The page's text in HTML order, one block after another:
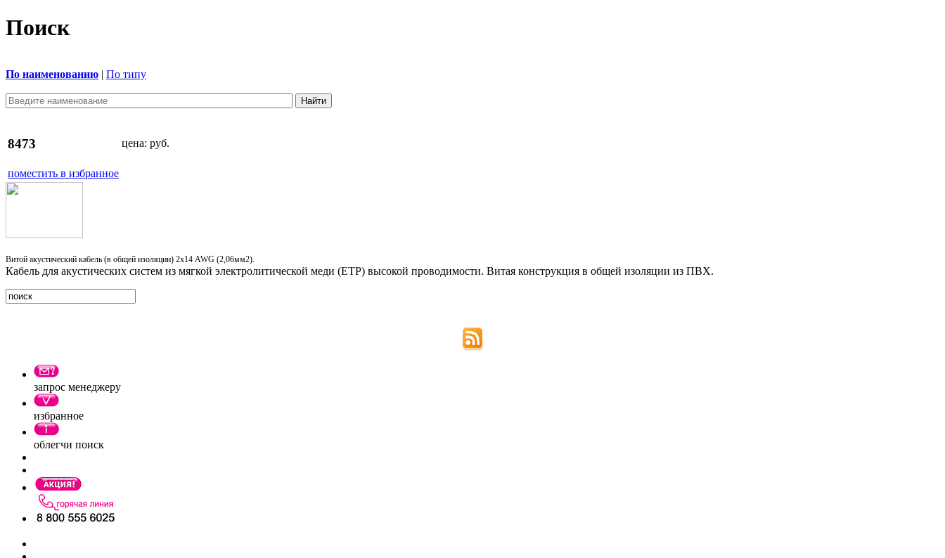
Поиск
По наименованию По типу
8473 цена: руб.
поместить в избранное
Витой акустический кабель (в общей изоляции) 2х14 AWG (2,06мм2).
Кабель для акустических систем из мягкой электролитической меди (ETP) высокой проводимости. Витая конструкция в общей изоляции из ПВХ.
запрос менеджеру
избранное
облегчи поиск